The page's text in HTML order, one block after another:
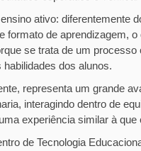
ativo: diferentemente
formato de aprendizagem,
se trata de um
dos alunos.
representa um grande
interagindo dentro de
experiência similar à
de Tecnologia